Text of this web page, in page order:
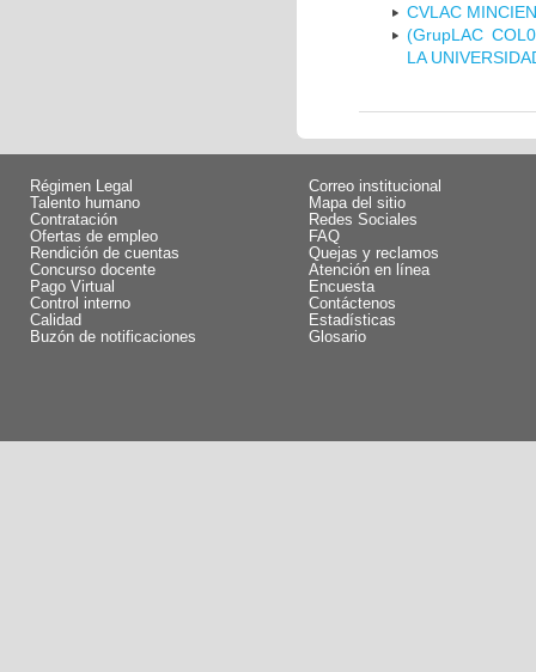
CVLAC
(GrupLAC
LA
Régimen Legal
Talento humano
Contratación
Ofertas de empleo
Rendición de cuentas
Concurso docente
Pago Virtual
Control interno
Calidad
Buzón de notificaciones
Correo institucional
Mapa del sitio
Redes Sociales
FAQ
Quejas y reclamos
Atención en línea
Encuesta
Contáctenos
Estadísticas
Glosario